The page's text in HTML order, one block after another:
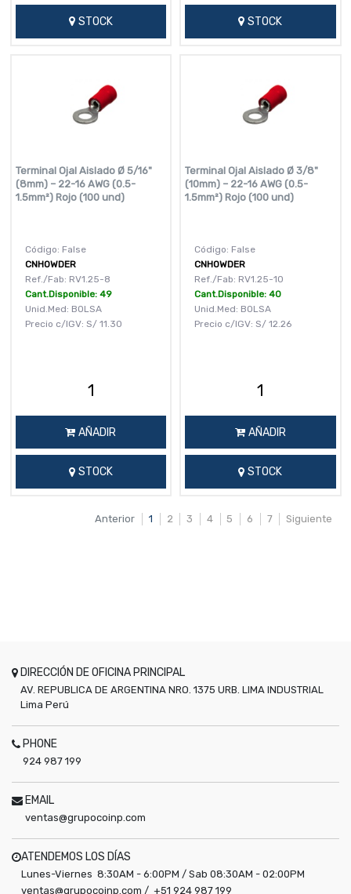
STOCK STOCK
Terminal Ojal Aislado Ø 5/16"
(8mm) – 22-16 AWG (0.5-
1.5mm²) Rojo (100 und)
Código: False
CNHOWDER
Ref./Fab: RV1.25-8
Cant.Disponible: 49
Unid.Med: BOLSA
Precio c/IGV: S/ 11.30
AÑADIR
STOCK
Terminal Ojal Aislado Ø 3/8"
(10mm) – 22-16 AWG (0.5-
1.5mm²) Rojo (100 und)
Código: False
CNHOWDER
Ref./Fab: RV1.25-10
Cant.Disponible: 40
Unid.Med: BOLSA
Precio c/IGV: S/ 12.26
AÑADIR
STOCK
Anterior 1 2 3 4 5 6 7 Siguiente
DIRECCIÓN DE OFICINA PRINCIPAL
AV. REPUBLICA DE ARGENTINA NRO. 1375 URB. LIMA INDUSTRIAL
Lima Perú
PHONE
924 987 199
EMAIL
ventas@grupocoinp.com
ATENDEMOS LOS DÍAS
Lunes-Viernes 8:30AM - 6:00PM / Sab 08:30AM - 02:00PM
ventas@grupocoinp.com / +51 924 987 199